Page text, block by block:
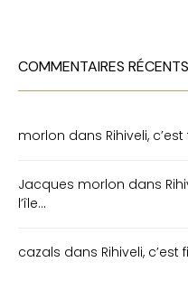
COMMENTAIRES RÉCENTS
morlon dans Rihiveli,
Jacques morlon dans
l’île…
cazals dans Rihiveli, c’est